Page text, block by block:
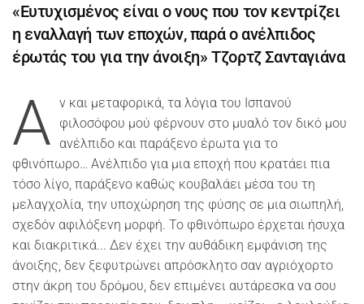
«Ευτυχισμένος είναι ο νους που τον κεντρίζει
η εναλλαγή των εποχών, παρά ο ανέλπιδος
έρωτάς του για την άνοιξη» Τζορτζ Σανταγιάνα
Α ν και μεταφορικά, τα λόγια του Ισπανού
φιλοσόφου μού φέρνουν στο μυαλό τον δικό μου
ανέλπιδο και παράξενο έρωτα για το
φθινόπωρο… Ανέλπιδο για μια εποχή που κρατάει πια
τόσο λίγο, παράξενο καθώς κουβαλάει μέσα του τη
μελαγχολία, την υποχώρηση της φύσης σε μια σιωπηλή,
σχεδόν αφιλόξενη μορφή. Το φθινόπωρο έρχεται ήσυχα
και διακριτικά... Δεν έχει την αυθάδικη εμφάνιση της
άνοιξης, δεν ξεφυτρώνει απρόσκλητο σαν αγριόχορτο
στην άκρη του δρόμου, δεν επιμένει αυτάρεσκα να σου